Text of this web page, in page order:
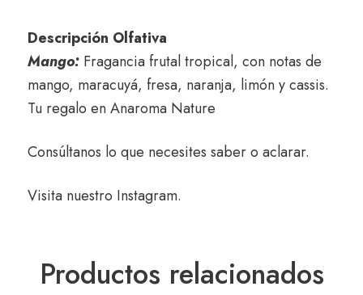
Descripción Olfativa
Mango: Fragancia frutal tropical, con notas de
mango, maracuyá, fresa, naranja, limón y cassis.
Tu regalo enAnaroma Nature
Consúltanos lo que necesites saber o aclarar.
Visita nuestro Instagram.
Productos relacionados